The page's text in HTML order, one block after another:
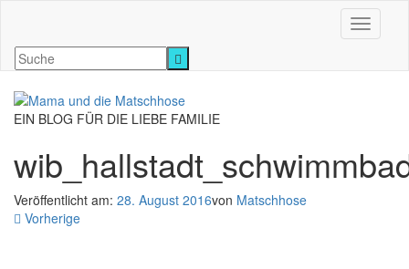
EIN BLOG FÜR DIE LIEBE FAMILIE
Veröffentlicht am: 28. August 2016von Matschhose
Vorherige